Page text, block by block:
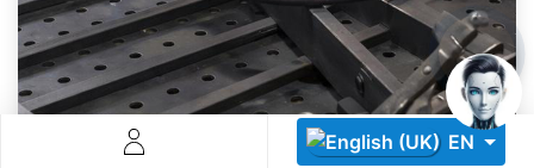
EN
Află mai mult Discută cu RiA